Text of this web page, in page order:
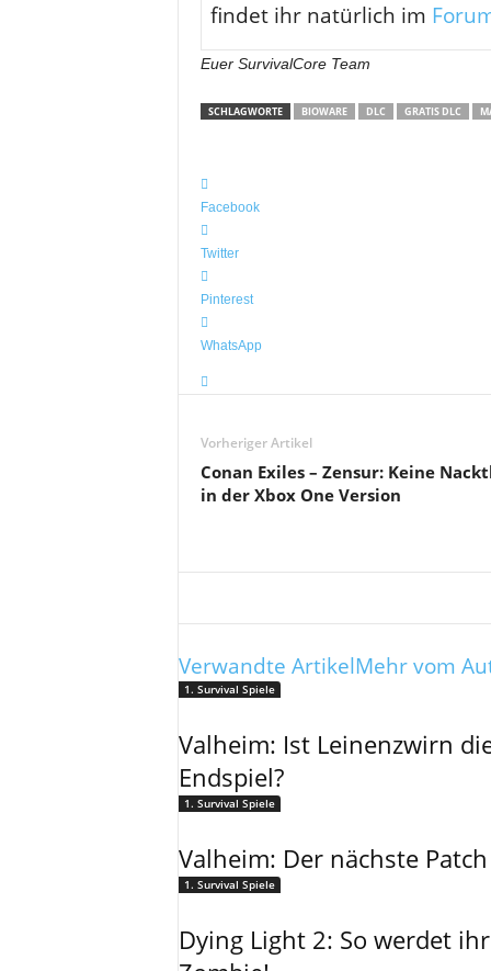
findet ihr natürlich im
Euer SurvivalCore Team
SCHLAGWORTE BIOWARE DLC GRATIS DLC
Facebook
Twitter
Pinterest
WhatsApp
Vorheriger Artikel
Conan Exiles – Zensur: Keine
in der Xbox One Version
Verwandte ArtikelMehr vom
1. Survival Spiele
Valheim: Ist Leinenzwirn
Endspiel?
1. Survival Spiele
Valheim: Der nächste
1. Survival Spiele
Dying Light 2: So werdet